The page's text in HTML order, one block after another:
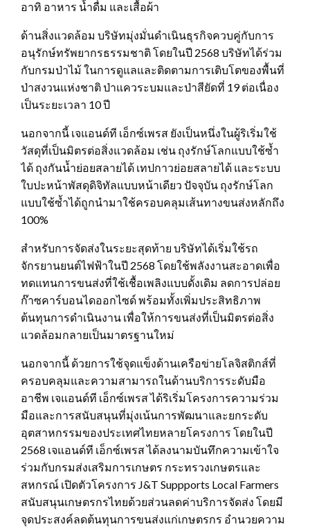
อาทิ อาหาร น้ำดื่ม และเสื้อผ้า
ด้านสิ่งแวดล้อม บริษัทมุ่งมั่นดำเนินธุรกิจควบคู่กับการ
อนุรักษ์ทรัพยากรธรรมชาติ โดยในปี 2568 บริษัทได้ร่วม
กับกรมป่าไม้ ในการดูแลและติดตามการเติบโตของพื้นที่
ป่าสงวนแห่งชาติ ป่าแควระบมและป่าสียัดที่ 19 ต่อเนื่อง
เป็นระยะเวลา 10 ปี
นอกจากนี้ เจแอนด์ที เอ็กซ์เพรส ยังเป็นหนึ่งในผู้ริเริ่มใช้
วัสดุที่เป็นมิตรต่อสิ่งแวดล้อม เช่น ถุงรักษ์โลกแบบใช้ซ้ำ
ได้ ถุงกันน้ำย่อยสลายได้ เทปกาวย่อยสลายได้ และระบบ
ใบปะหน้าพัสดุดิจิทัลแบบหน้าเดียว ปัจจุบัน ถุงรักษ์โลก
แบบใช้ซ้ำได้ถูกนำมาใช้ครอบคลุมเส้นทางขนส่งหลักถึง
100%
สำหรับการจัดส่งในระยะสุดท้าย บริษัทได้เริ่มใช้รถ
จักรยานยนต์ไฟฟ้าในปี 2568 โดยใช้พลังงานสะอาดเพื่อ
ทดแทนการขนส่งที่ใช้เชื้อเพลิงแบบดั้งเดิม ลดการปล่อย
ก๊าซคาร์บอนไดออกไซด์ พร้อมทั้งเพิ่มประสิทธิภาพ
ต้นทุนการดำเนินงาน เพื่อให้การขนส่งที่เป็นมิตรต่อสิ่ง
แวดล้อมกลายเป็นมาตรฐานใหม่
นอกจากนี้ ด้วยการใช้จุดแข็งด้านเครือข่ายโลจิสติกส์ที่
ครอบคลุมและความสามารถในด้านบริการระดับมือ
อาชีพ เจแอนด์ที เอ็กซ์เพรส ได้ริเริ่มโครงการความร่วม
มือและการสนับสนุนที่มุ่งเน้นการพัฒนาและยกระดับ
อุตสาหกรรมของประเทศไทยหลายโครงการ โดยในปี
2568 เจแอนด์ที เอ็กซ์เพรส ได้ลงนามบันทึกความเข้าใจ
ร่วมกับกรมส่งเสริมการเกษตร กระทรวงเกษตรและ
สหกรณ์ เปิดตัวโครงการ J&T Suppports Local Farmers
สนับสนุนเกษตรกรไทยด้วยส่วนลดค่าบริการจัดส่ง โดยมี
จุดประสงค์ลดต้นทุนการขนส่งแก่เกษตรกร อำนวยความ